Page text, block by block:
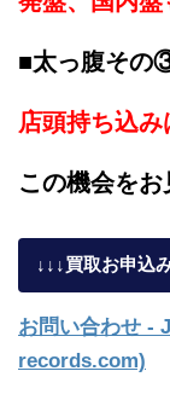
■太っ腹その
店頭持ち込み
この機会をお
↓↓↓買取お申込
お問い合わせ -
records.com)